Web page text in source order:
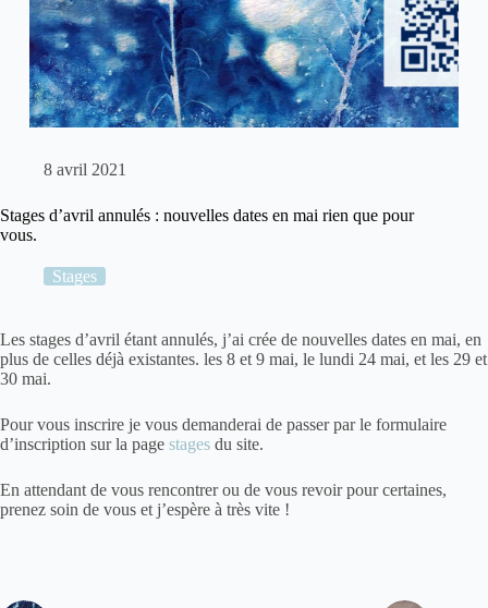
8 avril 2021
Stages d’avril annulés : nouvelles dates en mai rien que pour
vous.
Stages
Les stages d’avril étant annulés, j’ai crée de nouvelles dates en mai, en
plus de celles déjà existantes. les 8 et 9 mai, le lundi 24 mai, et les 29 et
30 mai.
Pour vous inscrire je vous demanderai de passer par le formulaire
d’inscription sur la page stages du site.
En attendant de vous rencontrer ou de vous revoir pour certaines,
prenez soin de vous et j’espère à très vite !